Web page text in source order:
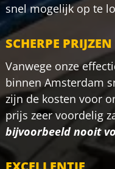
snel mogelijk op te
SCHERPE PRIJZEN
Vanwege onze
binnen Amsterdam
zijn de kosten voor
prijs zeer voordelig
bijvoorbeeld nooit